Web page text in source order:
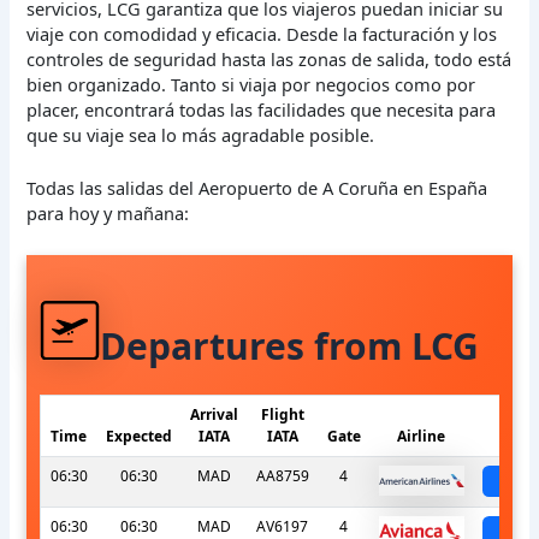
servicios, LCG garantiza que los viajeros puedan iniciar su
viaje con comodidad y eficacia. Desde la facturación y los
controles de seguridad hasta las zonas de salida, todo está
bien organizado. Tanto si viaja por negocios como por
placer, encontrará todas las facilidades que necesita para
que su viaje sea lo más agradable posible.
Todas las salidas del Aeropuerto de A Coruña en España
para hoy y mañana:
Departures from LCG
Time Expected
Arrival
IATA
Flight
IATA
Gate Airline
06:30
06:30 MAD AA8759 4
06:30 06:30 MAD AV6197 4